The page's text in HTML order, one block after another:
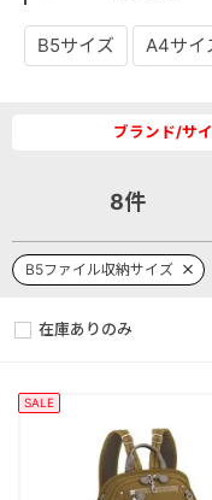
B5サイズ A4サイ
ブランド/サ
8件
B5ファイル収納サイズ
在庫ありのみ
SALE